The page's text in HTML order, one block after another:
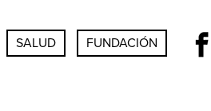
SALUD FUNDACIÓN